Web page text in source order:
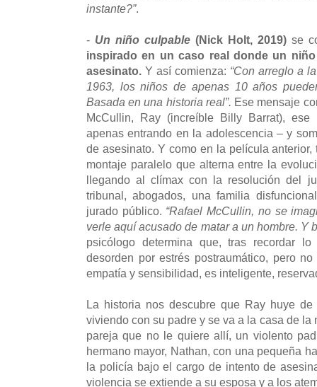
instante?”.
- Un niño culpable (Nick Holt, 2019) se
inspirado en un caso real donde un
asesinato. Y así comienza: “Con arreglo a
1963, los niños de apenas 10 años
Basada en una historia real”. Ese mensaje
McCullin, Ray (increíble Billy Barrat),
apenas entrando en la adolescencia – y
de asesinato. Y como en la película
montaje paralelo que alterna entre la
llegando al clímax con la resolución del
tribunal, abogados, una familia
jurado público. “Rafael McCullin, no se
verle aquí acusado de matar a un hombre. Y
psicólogo determina que, tras recordar
desorden por estrés postraumático, pero
empatía y sensibilidad, es inteligente,
La historia nos descubre que Ray huye
viviendo con su padre y se va a la casa de la
pareja que no le quiere allí, un violento
hermano mayor, Nathan, con una pequeña
la policía bajo el cargo de intento de
violencia se extiende a su esposa y a los